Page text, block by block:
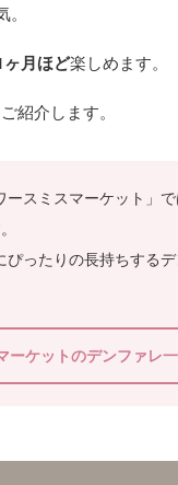
ヶ月ほど楽しめます。
紹介します。
スミスマーケット」
ったりの長持ちするデ
ーケットのデンファレ